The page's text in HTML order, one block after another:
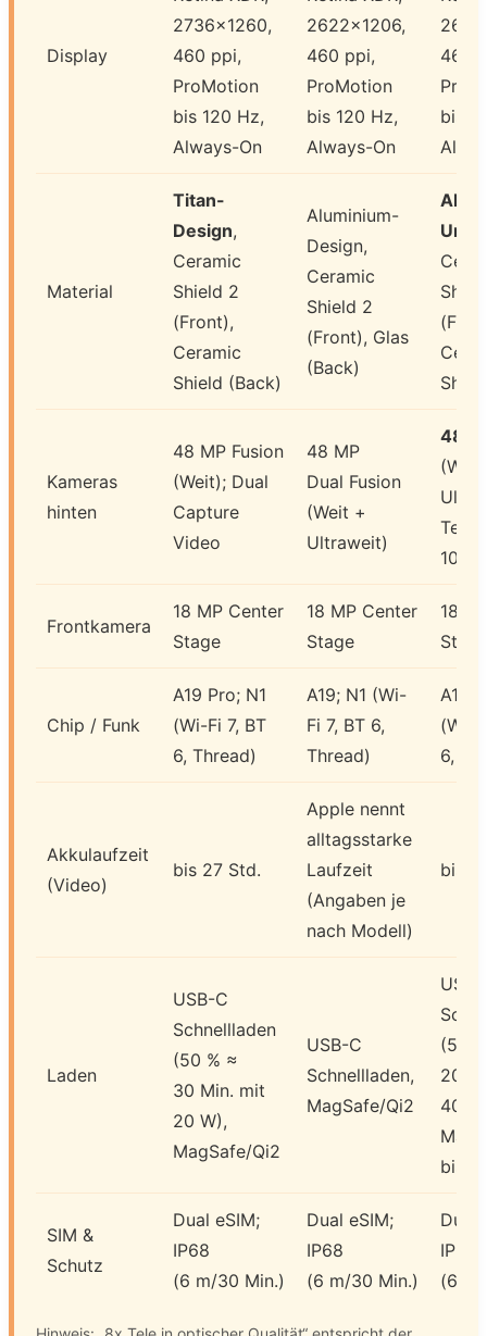
Display
2736×1260,
460 ppi,
ProMotion
bis 120 Hz,
Always-On
2622×1206,
460 ppi,
ProMotion
bis 120 Hz,
Always-On
460
bis
Material
Titan-
Design,
Ceramic
Shield 2
(Front),
Ceramic
Shield (Back)
Aluminium-
Design,
Ceramic
Shield 2
(Front), Glas
(Back)
Kameras
hinten
48 MP Fusion
(Weit); Dual
Capture
Video
48 MP
Dual Fusion
(Weit +
Ultraweit)
48
Tele
100
Frontkamera
18 MP Center
Stage
18 MP Center
Stage
18
Stage
Chip / Funk
A19 Pro; N1
(Wi-Fi 7, BT
6, Thread)
A19; N1 (Wi-
Fi 7, BT 6,
Thread)
A19
(Wi-
6,
Akkulaufzeit
(Video)
bis 27 Std.
Apple nennt
alltagsstarke
Laufzeit
(Angaben je
nach Modell)
bis
Laden
USB-C
Schnellladen
(50 % ≈
30 Min. mit
20 W),
MagSafe/Qi2
USB-C
Schnellladen,
MagSafe/Qi2
USB-
(50
20
40
bis
SIM &
Schutz
Dual eSIM;
IP68
(6 m/30 Min.)
Dual eSIM;
IP68
(6 m/30 Min.)
Dual
IP68
(6